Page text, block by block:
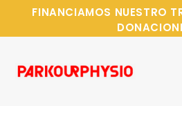
FINANCIAMOS NUESTRO